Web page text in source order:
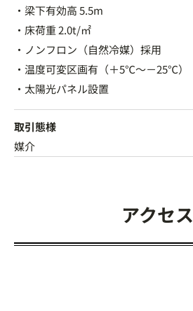
・梁下有効高 5.5m
・床荷重 2.0t/㎡
・ノンフロン（自然冷媒）採用
・温度可変区画有（＋5℃～－25℃）
・太陽光パネル設置
取引態様
媒介
アクセス